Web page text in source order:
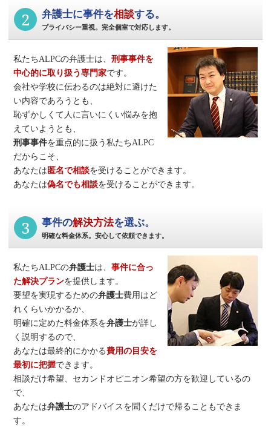
2 弁護士に事件を相談する。
プライバシー重視。完全個室で対応します。
私たちALPCの弁護士は、刑事事件を
中心的に取り扱う専門家です。
会社や学校に伝わるのは絶対に避けた
い内容であろうとも、
恥ずかしくて人に言いにくい悩みを抱
えていようとも、
刑事事件を重点的に扱う私たちALPC
だからこそ、
あなたは匿名で相談を受けることができます。
あなたは偽名でも相談を受けることができます。
3 事件の解決方法を選ぶ。
明確な料金体系。安心して依頼できます。
私たちALPCの弁護士は、事件に合っ
た解決プランを提供します。
要望を実現するための弁護士費用はど
れくらいかかるか、
明確に定めた料金体系を弁護士が詳し
く説明するので、
あなたは最終的にかかる費用の目安を
最初に把握できます。
相談だけ希望、セカンドオピニオン希望の方を歓迎しているの
で、
あなたは弁護士のアドバイスを聞くだけで帰ることもできま
す。